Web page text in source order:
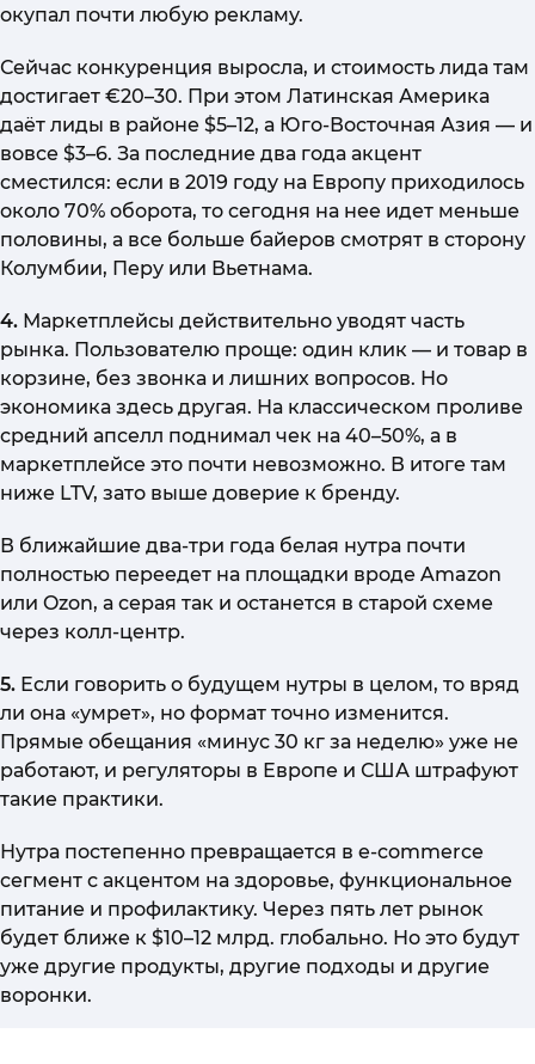
окупал почти любую рекламу.
Сейчас конкуренция выросла, и стоимость лида там
достигает €20–30. При этом Латинская Америка
даёт лиды в районе $5–12, а Юго-Восточная Азия — и
вовсе $3–6. За последние два года акцент
сместился: если в 2019 году на Европу приходилось
около 70% оборота, то сегодня на нее идет меньше
половины, а все больше байеров смотрят в сторону
Колумбии, Перу или Вьетнама.
4. Маркетплейсы действительно уводят часть
рынка. Пользователю проще: один клик — и товар в
корзине, без звонка и лишних вопросов. Но
экономика здесь другая. На классическом проливе
средний апселл поднимал чек на 40–50%, а в
маркетплейсе это почти невозможно. В итоге там
ниже LTV, зато выше доверие к бренду.
В ближайшие два-три года белая нутра почти
полностью переедет на площадки вроде Amazon
или Ozon, а серая так и останется в старой схеме
через колл-центр.
5. Если говорить о будущем нутры в целом, то вряд
ли она «умрет», но формат точно изменится.
Прямые обещания «минус 30 кг за неделю» уже не
работают, и регуляторы в Европе и США штрафуют
такие практики.
Нутра постепенно превращается в e-commerce
сегмент с акцентом на здоровье, функциональное
питание и профилактику. Через пять лет рынок
будет ближе к $10–12 млрд. глобально. Но это будут
уже другие продукты, другие подходы и другие
воронки.